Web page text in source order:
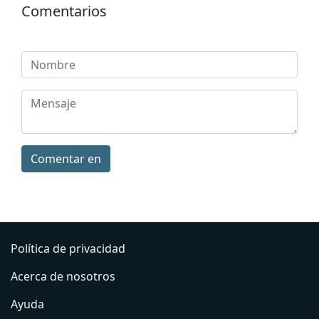
Comentarios
Comentar en
Política de privacidad
Acerca de nosotros
Ayuda